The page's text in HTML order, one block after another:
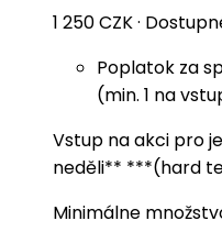
1 250 CZK·
Poplatok za
(min. 1 na
Vstup na akci pro
neděli** ***(hard
Minimálne